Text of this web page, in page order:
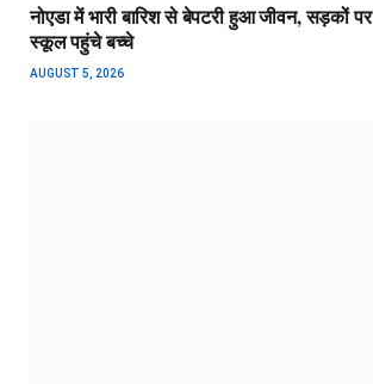
नोएडा में भारी बारिश से बेपटरी हुआ जीवन, सड़कों पर
स्कूल पहुंचे बच्चे
AUGUST 5, 2026